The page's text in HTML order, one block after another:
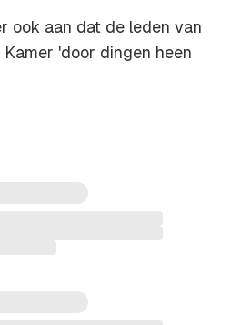
ook aan dat de leden van
'door dingen heen